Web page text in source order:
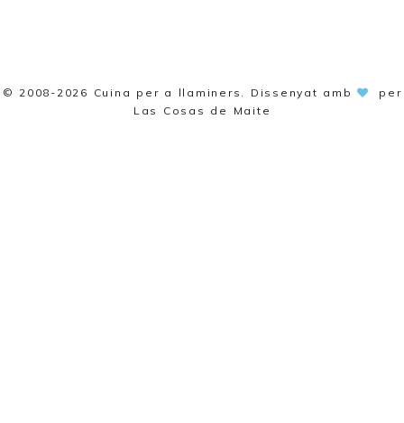
© 2008-2026 Cuina per a llaminers . Dissenyat amb
per
Las Cosas de Maite